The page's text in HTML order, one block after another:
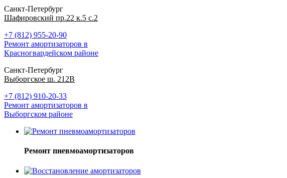
Санкт-Петербург
Шафировский пр.22 к.5 с.2
+7 (812) 955-20-90
Ремонт амортизаторов в
Красногвардейском районе
Санкт-Петербург
Выборгское ш. 212В
+7 (812) 910-20-33
Ремонт амортизаторов в
Выборгском районе
Ремонт пневмоамортизаторов